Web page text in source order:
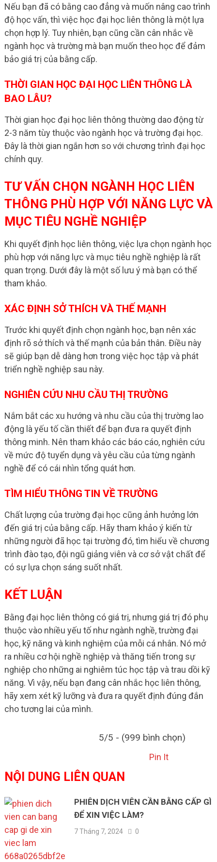
Nếu bạn đã có bằng cao đẳng và muốn nâng cao trình
độ học vấn, thì việc học đại học liên thông là một lựa
chọn hợp lý. Tuy nhiên, bạn cũng cần cân nhắc về
ngành học và trường mà bạn muốn theo học để đảm
bảo giá trị của bằng cấp.
THỜI GIAN HỌC ĐẠI HỌC LIÊN THÔNG LÀ
BAO LÂU?
Thời gian học đại học liên thông thường dao động từ
2-3 năm tùy thuộc vào ngành học và trường đại học.
Đây là thời gian ngắn hơn so với chương trình đại học
chính quy.
TƯ VẤN CHỌN NGÀNH HỌC LIÊN
THÔNG PHÙ HỢP VỚI NĂNG LỰC VÀ
MỤC TIÊU NGHỀ NGHIỆP
Khi quyết định học liên thông, việc lựa chọn ngành học
phù hợp với năng lực và mục tiêu nghề nghiệp là rất
quan trọng. Dưới đây là một số lưu ý mà bạn có thể
tham khảo.
XÁC ĐỊNH SỞ THÍCH VÀ THẾ MẠNH
Trước khi quyết định chọn ngành học, bạn nên xác
định rõ sở thích và thế mạnh của bản thân. Điều này
sẽ giúp bạn dễ dàng hơn trong việc học tập và phát
triển nghề nghiệp sau này.
NGHIÊN CỨU NHU CẦU THỊ TRƯỜNG
Nắm bắt các xu hướng và nhu cầu của thị trường lao
động là yếu tố cần thiết để bạn đưa ra quyết định
thông minh. Nên tham khảo các báo cáo, nghiên cứu
về mức độ tuyển dụng và yêu cầu của từng ngành
nghề để có cái nhìn tổng quát hơn.
TÌM HIỂU THÔNG TIN VỀ TRƯỜNG
Chất lượng của trường đại học cũng ảnh hưởng lớn
đến giá trị của bằng cấp. Hãy tham khảo ý kiến từ
những người đã học tại trường đó, tìm hiểu về chương
trình đào tạo, đội ngũ giảng viên và cơ sở vật chất để
có sự lựa chọn sáng suốt nhất.
KẾT LUẬN
Bằng đại học liên thông có giá trị, nhưng giá trị đó phụ
thuộc vào nhiều yếu tố như ngành nghề, trường đại
học, kỹ năng và kinh nghiệm của mỗi cá nhân. Nó mở
ra nhiều cơ hội nghề nghiệp và thăng tiến trong sự
nghiệp cho những ai nghiêm túc học tập và trau dồi kỹ
năng. Vì vậy, nếu bạn đang cân nhắc học liên thông,
hãy xem xét kỹ lưỡng và đưa ra quyết định đúng đắn
cho tương lai của mình.
5/5 - (999 bình chọn)
Pin It
NỘI DUNG LIÊN QUAN
PHIÊN DỊCH VIÊN CẦN BẰNG CẤP GÌ
ĐỂ XIN VIỆC LÀM?
7 Tháng 7, 2024 0